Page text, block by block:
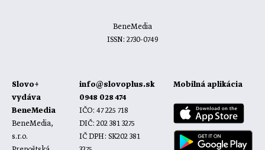
BeneMedia
ISSN: 2730-0749
Slovo+
vydáva
BeneMedia
BeneMedia,
s.r.o.
info@slovoplus.sk
0948 028 474
IČO: 47 225 718
DIČ: 202 381 3275
IČ DPH: SK202 381
Mobilná aplikácia